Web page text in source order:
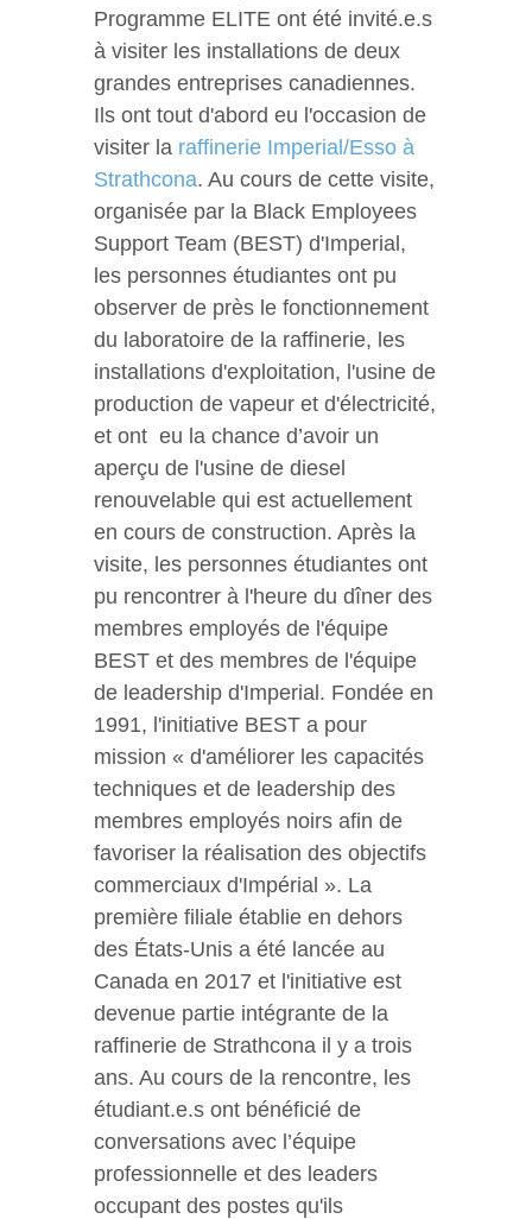
Programme ELITE ont été invité.e.s
à visiter les installations de deux
grandes entreprises canadiennes.
Ils ont tout d'abord eu l'occasion de
visiter la raffinerie Imperial/Esso à
Strathcona. Au cours de cette visite,
organisée par la Black Employees
Support Team (BEST) d'Imperial,
les personnes étudiantes ont pu
observer de près le fonctionnement
du laboratoire de la raffinerie, les
installations d'exploitation, l'usine de
production de vapeur et d'électricité,
et ont eu la chance d’avoir un
aperçu de l'usine de diesel
renouvelable qui est actuellement
en cours de construction. Après la
visite, les personnes étudiantes ont
pu rencontrer à l'heure du dîner des
membres employés de l'équipe
BEST et des membres de l'équipe
de leadership d'Imperial. Fondée en
1991, l'initiative BEST a pour
mission « d'améliorer les capacités
techniques et de leadership des
membres employés noirs afin de
favoriser la réalisation des objectifs
commerciaux d'Impérial ». La
première filiale établie en dehors
des États-Unis a été lancée au
Canada en 2017 et l'initiative est
devenue partie intégrante de la
raffinerie de Strathcona il y a trois
ans. Au cours de la rencontre, les
étudiant.e.s ont bénéficié de
conversations avec l’équipe
professionnelle et des leaders
occupant des postes qu'ils